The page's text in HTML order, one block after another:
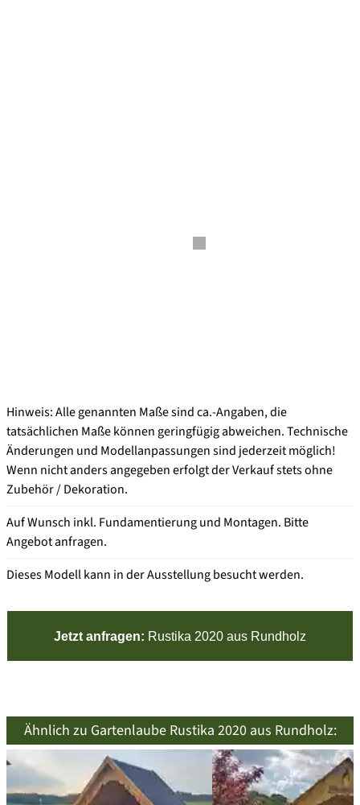
Hinweis: Alle genannten Maße sind ca.-Angaben, die
tatsächlichen Maße können geringfügig abweichen. Technische
Änderungen und Modellanpassungen sind jederzeit möglich!
Wenn nicht anders angegeben erfolgt der Verkauf stets ohne
Zubehör / Dekoration.
Auf Wunsch inkl. Fundamentierung und Montagen. Bitte
Angebot anfragen.
Dieses Modell kann in der Ausstellung besucht werden.
Jetzt anfragen: Rustika 2020 aus Rundholz
Ähnlich zu Gartenlaube Rustika 2020 aus Rundholz: